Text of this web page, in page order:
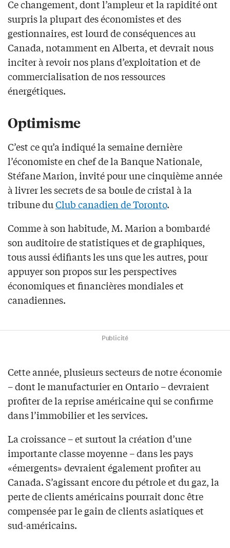
Ce changement, dont l’ampleur et la rapidité ont
surpris la plupart des économistes et des
gestionnaires, est lourd de conséquences au
Canada, notamment en Alberta, et devrait nous
inciter à revoir nos plans d’exploitation et de
commercialisation de nos ressources
énergétiques.
Optimisme
C’est ce qu’a indiqué la semaine dernière
l’économiste en chef de la Banque Nationale,
Stéfane Marion, invité pour une cinquième année
à livrer les secrets de sa boule de cristal à la
tribune duClub canadien de Toronto.
Comme à son habitude, M. Marion a bombardé
son auditoire de statistiques et de graphiques,
tous aussi édifiants les uns que les autres, pour
appuyer son propos sur les perspectives
économiques et financières mondiales et
canadiennes.
Publicité
Cette année, plusieurs secteurs de notre économie
– dont le manufacturier en Ontario – devraient
profiter de la reprise américaine qui se confirme
dans l’immobilier et les services.
La croissance – et surtout la création d’une
importante classe moyenne – dans les pays
«émergents» devraient également profiter au
Canada. S’agissant encore du pétrole et du gaz, la
perte de clients américains pourrait donc être
compensée par le gain de clients asiatiques et
sud-américains.